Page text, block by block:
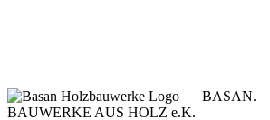
BASAN.
BAUWERKE AUS HOLZ e.K.